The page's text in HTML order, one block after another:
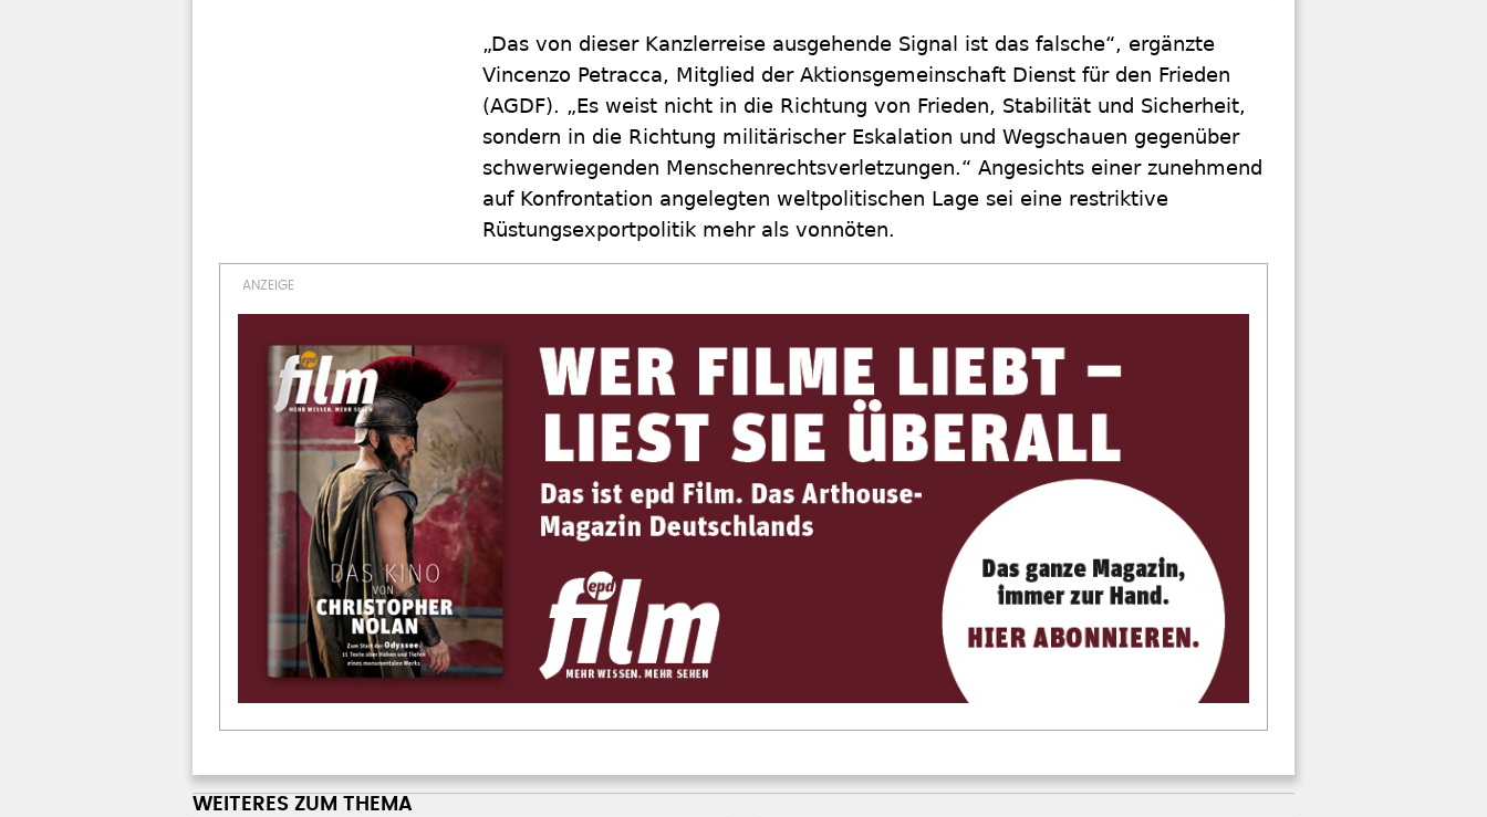
„Das von dieser Kanzlerreise ausgehende Signal ist das falsche“, ergänzte
Vincenzo Petracca, Mitglied der Aktionsgemeinschaft Dienst für den Frieden
(AGDF). „Es weist nicht in die Richtung von Frieden, Stabilität und Sicherheit,
sondern in die Richtung militärischer Eskalation und Wegschauen gegenüber
schwerwiegenden Menschenrechtsverletzungen.“ Angesichts einer zunehmend
auf Konfrontation angelegten weltpolitischen Lage sei eine restriktive
Rüstungsexportpolitik mehr als vonnöten.
WEITERES ZUM THEMA